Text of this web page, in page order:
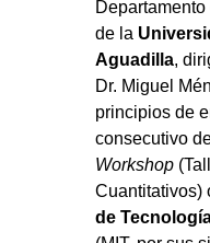
de la
Aguadilla,
Dr. Miguel
principios de
consecutivo
Workshop
Cuantitativos)
de